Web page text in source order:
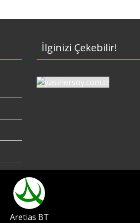
İlginizi Çekebilir!
Aretias BT